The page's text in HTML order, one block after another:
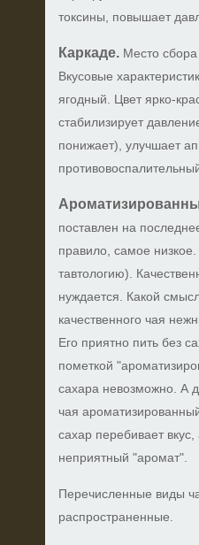
токсины, повышает
Каркаде. Место
Вкусовые
ягодный. Цвет ярко-
стабилизирует
понижает), улучшает
поставлен на
правило, самое
тавтологию).
нуждается. Какой
качественного чая
Его приятно пить без
пометкой
сахара невозможно. А
чая
сахар перебивает
неприятный "аромат".
Перечисленные виды
распространенные.